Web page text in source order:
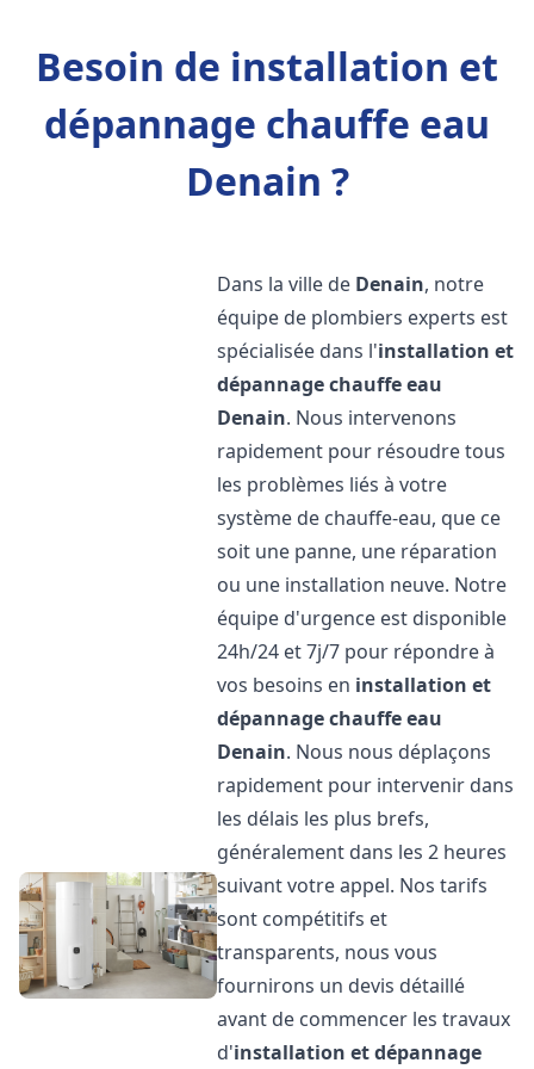
Besoin de installation et
dépannage chauffe eau
Denain ?
Dans la ville de Denain, notre
équipe de plombiers experts est
spécialisée dans l'installation et
dépannage chauffe eau
Denain. Nous intervenons
rapidement pour résoudre tous
les problèmes liés à votre
système de chauffe-eau, que ce
soit une panne, une réparation
ou une installation neuve. Notre
équipe d'urgence est disponible
24h/24 et 7j/7 pour répondre à
vos besoins en installation et
dépannage chauffe eau
Denain. Nous nous déplaçons
rapidement pour intervenir dans
les délais les plus brefs,
généralement dans les 2 heures
suivant votre appel. Nos tarifs
sont compétitifs et
transparents, nous vous
fournirons un devis détaillé
avant de commencer les travaux
d'installation et dépannage